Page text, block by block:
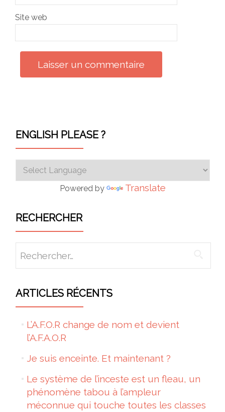
Site web
ENGLISH PLEASE ?
Powered by Translate
RECHERCHER
ARTICLES RÉCENTS
L’A.F.O.R change de nom et devient
l’A.F.A.O.R
Je suis enceinte. Et maintenant ?
Le système de l’inceste est un fleau, un
phénomène tabou à l’ampleur
méconnue qui touche toutes les classes